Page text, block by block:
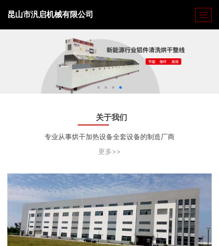
昆山市汎启机械有限公司
关于我们
专业从事烘干加热设备全套设备的制造厂商
更多>>